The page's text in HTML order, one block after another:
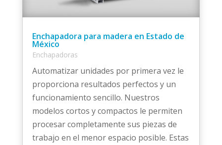
Enchapadora para madera en Estado de
México
Enchapadoras
Automatizar unidades por primera vez le
proporciona resultados perfectos y un
funcionamiento sencillo. Nuestros
modelos cortos y compactos le permiten
procesar completamente sus piezas de
trabajo en el menor espacio posible. Estas